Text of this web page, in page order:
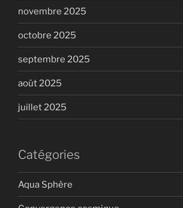
novembre 2025
octobre 2025
septembre 2025
août 2025
juillet 2025
Catégories
Aqua Sphère